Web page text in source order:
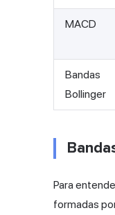
MACD
Bandas
Bollinger
Para
formadas